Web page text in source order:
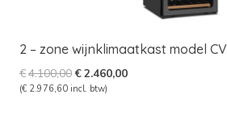
2 – zone wijnklimaatkast model
€4.100,00Oorspronkelijke
prijs
€2.460,00Huidige
(€ 2.976,60 incl. btw)